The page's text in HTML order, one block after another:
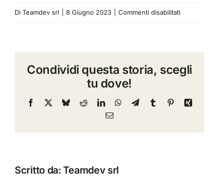
Di Teamdev srl 8 Giugno 2023 Commenti disabilitatisu
Condividi questa storia, scegli
tu dove!
Facebook BlueskyRedditLinkedInWhatsApp
TelegramTumblr PinterestXing
Email
Scritto da:Teamdev srl